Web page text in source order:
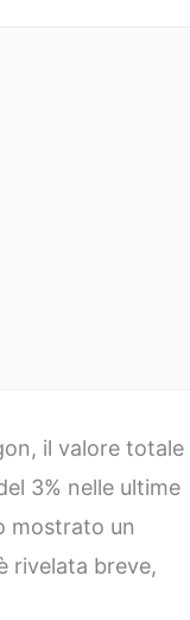
il valore totale
3% nelle ultime
mostrato un
rivelata breve,